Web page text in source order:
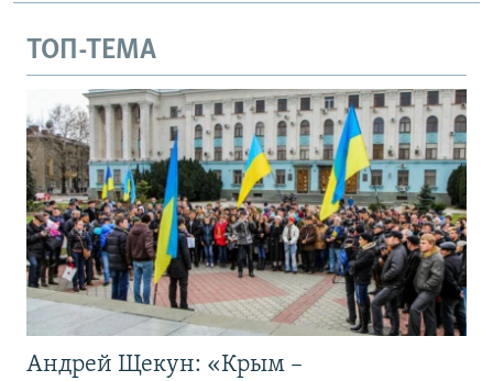
ТОП-ТЕМА
Андрей Щекун: «Крым –